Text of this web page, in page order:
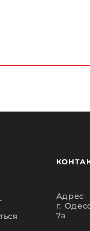
Адрес
г.
7а